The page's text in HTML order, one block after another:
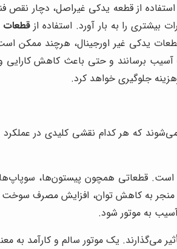
از قطعه یدکی غیراصل، دچار نقص
را به بار آورد. استفاده ازقطعات
یدکی غیر اورجینال، هرچند ممکن است
آسیب برسانند و حتی باعث کاهش
جلوگیری خواهد کرد.
که هر کدام نقشی کلیدی در
آن است. قطعاتی همچون پیستون‌ها،
به کاهش توان، افزایش مصرف سوخت
به موتور شود.
می‌گذارند. یک موتور سالم و کارآمد